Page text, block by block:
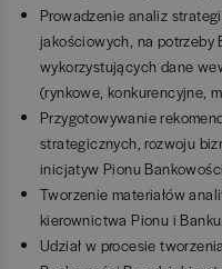
Prowadzenie analiz
jakościowych, na potrzeby
wykorzystujących dane
(rynkowe, konkurencyjne,
Przygotowywanie
strategicznych, rozwoju
inicjatyw Pionu
Tworzenie materiałów
kierownictwa Pionu i Banku.
Udział w procesie